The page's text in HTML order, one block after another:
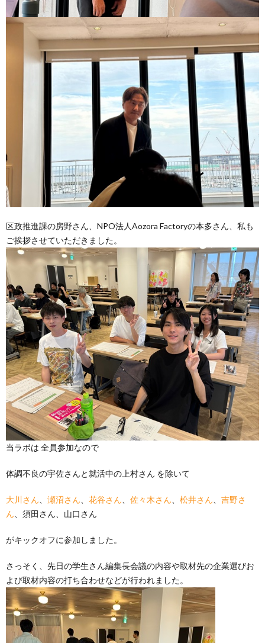
区政推進課の房野さん、NPO法人Aozora Factoryの本多さん、私も
ご挨拶させていただきました。
当ラボは 全員参加なので
体調不良の宇佐さんと就活中の上村さん を除いて
大川さん 瀬沼さん 花谷さん 佐々木さん 松井さん
吉野さ
ん 、須田さん、山口さん
がキックオフに参加しました。
さっそく、先日の学生さん編集長会議の内容や取材先の企業選びお
よび取材内容の打ち合わせなどが行われました。